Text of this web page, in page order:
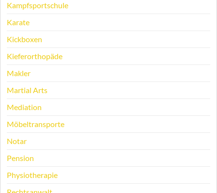
Kampfsportschule
Karate
Kickboxen
Kieferorthopäde
Makler
Martial Arts
Mediation
Möbeltransporte
Notar
Pension
Physiotherapie